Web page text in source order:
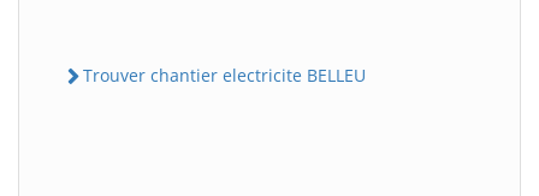
Trouver chantier electricite BELLEU